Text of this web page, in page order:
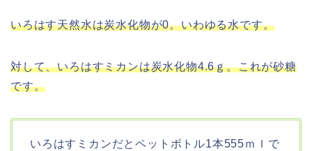
いろはす天然水は炭水化物が0。いわゆる水です。
対して、いろはすミカンは炭水化物4.6ｇ。これが砂糖
です。
いろはすミカンだとペットボトル1本555ｍｌで